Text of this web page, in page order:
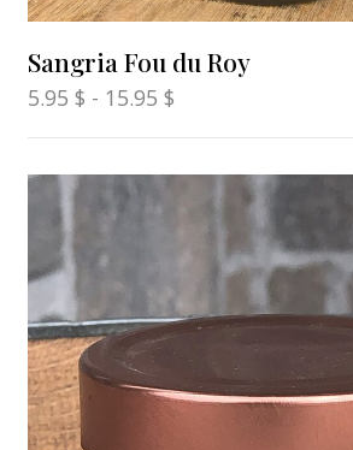
Sangria Fou du Roy
5.95$ - 15.95$